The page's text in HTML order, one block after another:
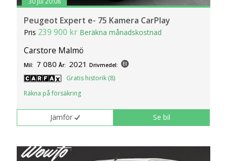
klickar du på Anpassa. Du kan alltid ändra dina
inställningar för cookies.
Peugeot Expert e- 75 Kamera CarPlay
Pris 239 900 kr Beräkna månadskostnad
Carstore Malmö
Mil: 7 080 År: 2021 Drivmedel:
Gratis historik (8)
Räkna på försäkring
Jämför Se bil